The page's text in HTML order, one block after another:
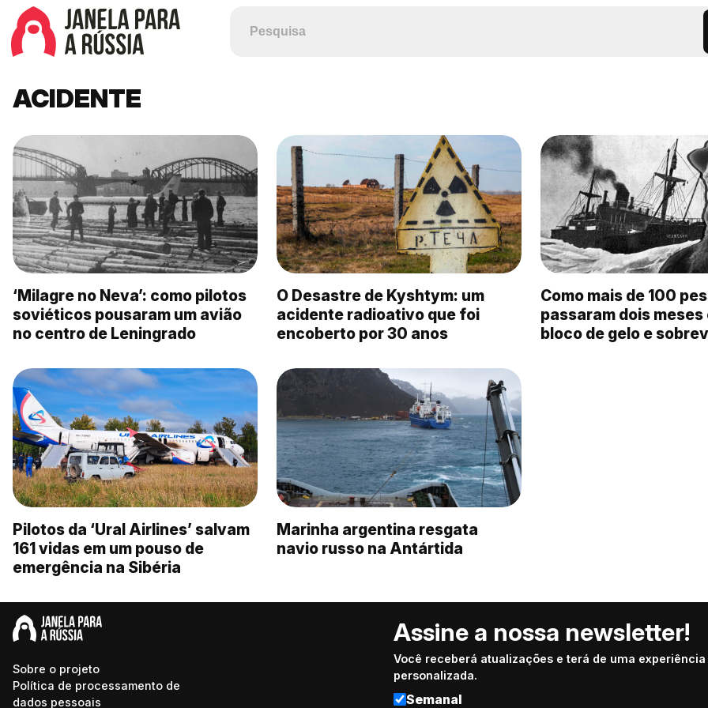
ACIDENTE
‘Milagre no Neva’: como pilotos
soviéticos pousaram um avião
no centro de Leningrado
O Desastre de Kyshtym: um
acidente radioativo que foi
encoberto por 30 anos
Como mais de 100
passaram dois meses
bloco de gelo e
Pilotos da ‘Ural Airlines’ salvam
161 vidas em um pouso de
emergência na Sibéria
Marinha argentina resgata
navio russo na Antártida
Sobre o projeto
Política de processamento de
dados pessoais
Assine a nossa newsletter!
Você receberá atualizações e terá de uma experiência
personalizada.
Semanal